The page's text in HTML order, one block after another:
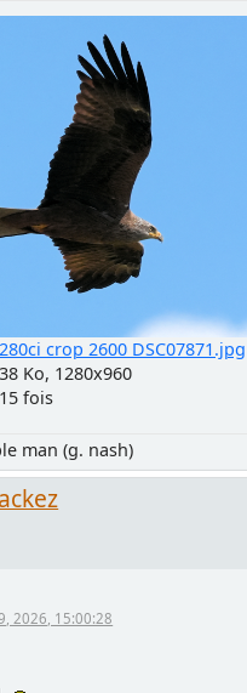
crop 2600 DSC07871.jpg
Ko, 1280x960
fois
man (g. nash)
2026, 15:00:28